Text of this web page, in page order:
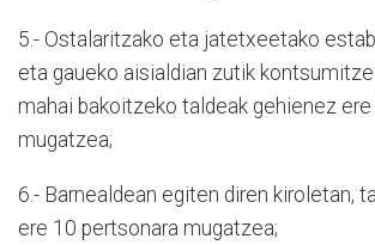
5.- Ostalaritzako eta jatetxeetako
eta gaueko aisialdian zutik
mahai bakoitzeko taldeak gehienez ere
mugatzea;
6.- Barnealdean egiten diren kiroletan,
ere 10 pertsonara mugatzea;